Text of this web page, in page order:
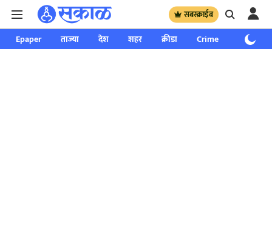
सबस्क्राईब
Epaper ताज्या देश शहर क्रीडा Crime साप्ताहिक